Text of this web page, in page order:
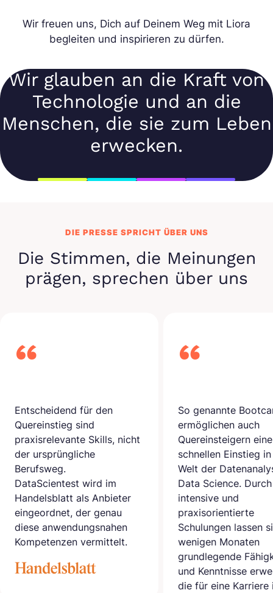
Wir freuen uns, Dich auf Deinem Weg mit Liora
begleiten und inspirieren zu dürfen.
Wir glauben an die Kraft von
Technologie und an die
Menschen, die sie zum Leben
erwecken.
DIE PRESSE SPRICHT ÜBER UNS
Die Stimmen, die Meinungen
prägen, sprechen über uns
für den
sind
Skills, nicht
wird im
als Anbieter
der genau
vermittelt.
So genannte Bootcamps
ermöglichen auch
Quereinsteigern einen
schnellen Einstieg in die
Welt der Datenanalyse und
Data Science. Durch
intensive und
praxisorientierte
Schulungen lassen sich in
wenigen Monaten
grundlegende Fähigkeiten
und Kenntnisse erwerben,
die für eine Karriere im